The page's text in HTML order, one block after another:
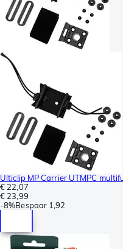
Ulticlip MP Carrier UTMPC
€ 22,07
€ 23,99
-8%Bespaar 1,92